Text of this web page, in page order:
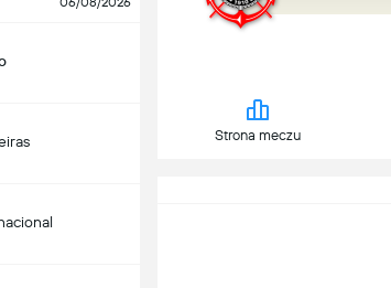
Strona meczu